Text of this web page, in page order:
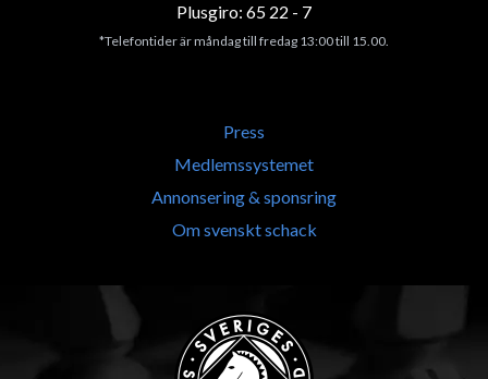
Plusgiro: 65 22 - 7
*Telefontider är måndag till fredag 13:00 till 15.00.
Press
Medlemssystemet
Annonsering & sponsring
Om svenskt schack